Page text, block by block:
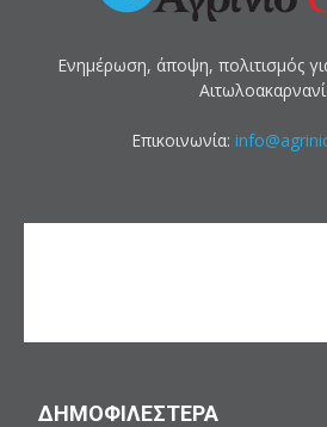
Ενημέρωση, άποψη, πολιτισμός
Επικοινωνία:
ΔΗΜΟΦΙΛΕΣΤΕΡΑ